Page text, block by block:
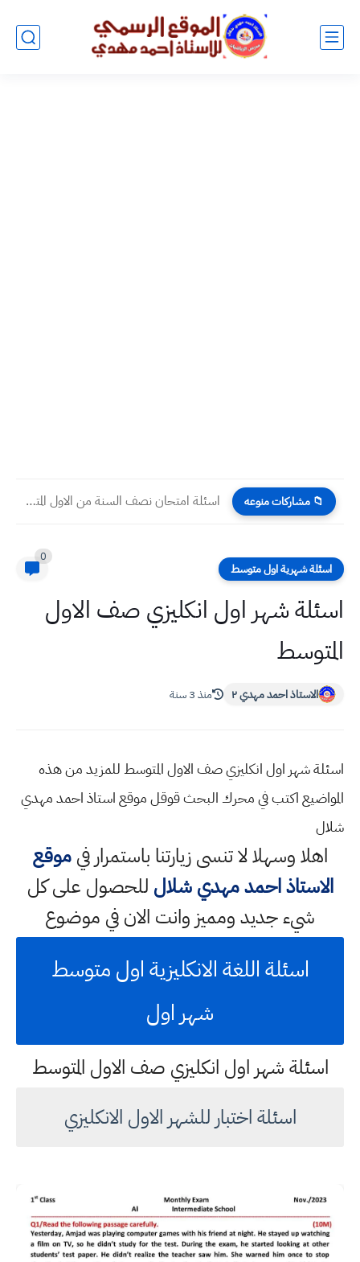
📁 مشاركات منوعه اسئلة امتحان نصف السنة من الاول المتوسط الى السادس الاعدادي...
اسئلة شهرية اول متوسط
0
اسئلة شهر اول انكليزي صف الاول
المتوسط
الاستاذ احمد مهدي ٢ منذ 3 سنة
اسئلة شهر اول انكليزي صف الاول المتوسط للمزيد من هذه
المواضيع اكتب في محرك البحث قوقل موقع استاذ احمد مهدي
شلال
اهلا وسهلالا تنسى زيارتنا باستمرار فيموقع
الاستاذ احمد مهدي شلال للحصول على كل
شيء جديد ومميز وانت الان في موضوع
اسئلة اللغة الانكليزية اول متوسط
شهر اول
اسئلة شهر اول انكليزي صف الاول المتوسط
اسئلة اختبار للشهر الاول الانكليزي